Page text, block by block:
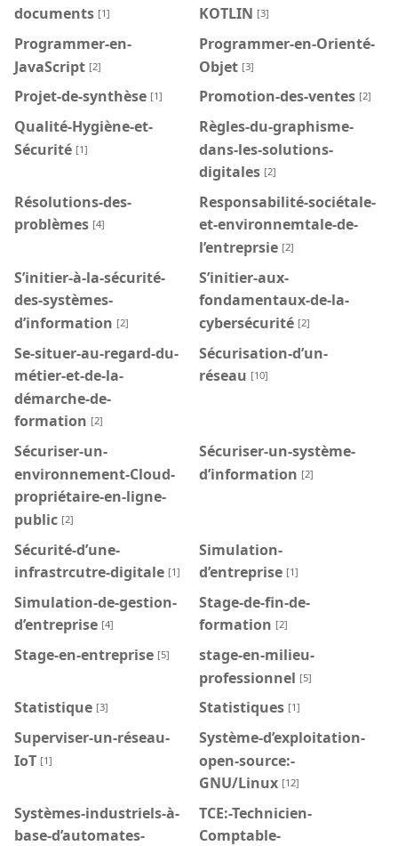
documents [1]
KOTLIN [3]
Programmer-en-
JavaScript [2]
Programmer-en-Orienté-
Objet [3]
Projet-de-synthèse [1] Promotion-des-ventes [2]
Qualité-Hygiène-et-
Sécurité [1]
Règles-du-graphisme-
dans-les-solutions-
digitales [2]
Résolutions-des-
problèmes [4]
Responsabilité-sociétale-
et-environnemtale-de-
l’entreprsie [2]
S’initier-à-la-sécurité-
des-systèmes-
d’information [2]
S’initier-aux-
fondamentaux-de-la-
cybersécurité [2]
Se-situer-au-regard-du-
métier-et-de-la-
démarche-de-
formation [2]
Sécurisation-d’un-
réseau [10]
Sécuriser-un-
environnement-Cloud-
propriétaire-en-ligne-
public [2]
Sécuriser-un-système-
d’information [2]
Sécurité-d’une-
infrastrcutre-digitale [1]
Simulation-
d’entreprise [1]
Simulation-de-gestion-
d’entreprise [4]
Stage-de-fin-de-
formation [2]
Stage-en-entreprise [5]
stage-en-milieu-
professionnel [5]
Statistique [3] Statistiques [1]
Superviser-un-réseau-
IoT [1]
Système-d’exploitation-
open-source:-
GNU/Linux [12]
Systèmes-industriels-à-
base-d’automates-
TCE:-Technicien-
Comptable-